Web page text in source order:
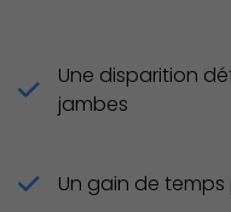
Une disparition
jambes
Un gain de